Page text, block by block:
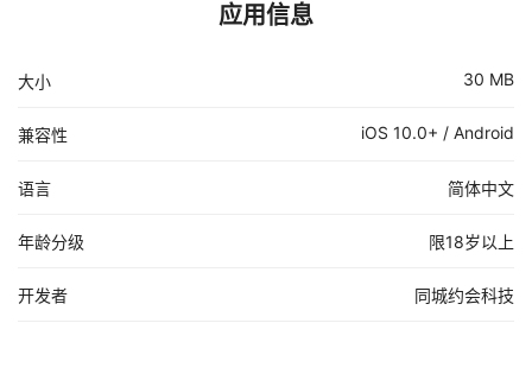
应用信息
大小 30 MB
兼容性 iOS 10.0+ / Android
语言 简体中文
年龄分级 限18岁以上
开发者 同城约会科技